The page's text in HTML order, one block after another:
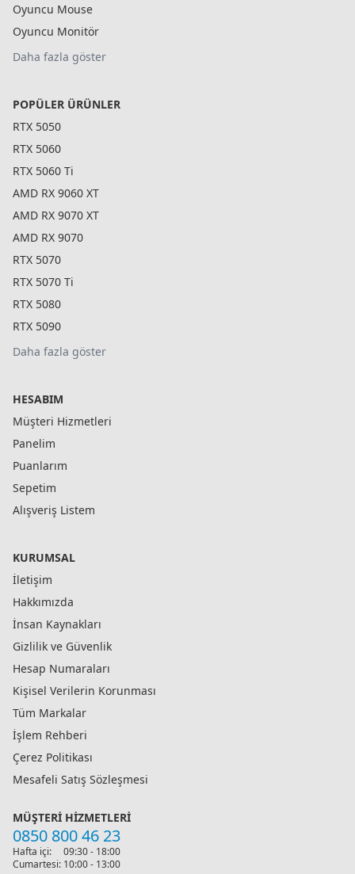
Oyuncu Mouse
Oyuncu Monitör
Daha fazla göster
POPÜLER ÜRÜNLER
RTX 5050
RTX 5060
RTX 5060 Ti
AMD RX 9060 XT
AMD RX 9070 XT
AMD RX 9070
RTX 5070
RTX 5070 Ti
RTX 5080
RTX 5090
Daha fazla göster
HESABIM
Müşteri Hizmetleri
Panelim
Puanlarım
Sepetim
Alışveriş Listem
KURUMSAL
İletişim
Hakkımızda
İnsan Kaynakları
Gizlilik ve Güvenlik
Hesap Numaraları
Kişisel Verilerin Korunması
Tüm Markalar
İşlem Rehberi
Çerez Politikası
Mesafeli Satış Sözleşmesi
MÜŞTERI HIZMETLERI
0850 800 46 23
Hafta içi:
09:30 - 18:00
Cumartesi: 10:00 - 13:00